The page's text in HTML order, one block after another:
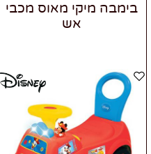
בימבה מיקי מאוס מכבי
אש